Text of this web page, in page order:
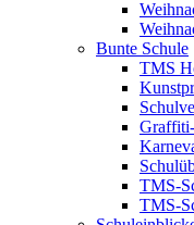
Bunte Schule
TMS
TMS-
TMS-